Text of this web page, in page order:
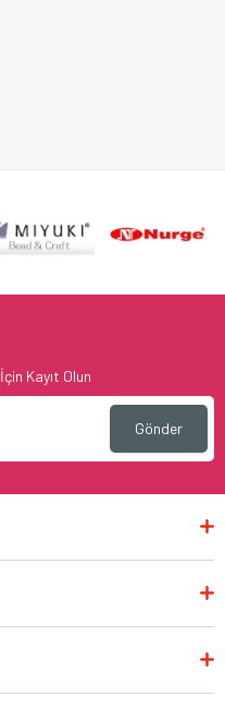
Kayıt Olun
Gönder